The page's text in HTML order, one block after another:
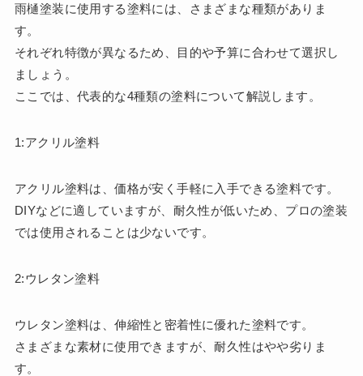
雨樋塗装に使用する塗料には、さまざまな種類がありま
す。
それぞれ特徴が異なるため、目的や予算に合わせて選択し
ましょう。
ここでは、代表的な4種類の塗料について解説します。
1:アクリル塗料
アクリル塗料は、価格が安く手軽に入手できる塗料です。
DIYなどに適していますが、耐久性が低いため、プロの塗装
では使用されることは少ないです。
2:ウレタン塗料
ウレタン塗料は、伸縮性と密着性に優れた塗料です。
さまざまな素材に使用できますが、耐久性はやや劣りま
す。